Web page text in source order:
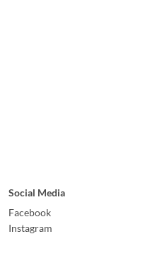
Social Media
Facebook
Instagram